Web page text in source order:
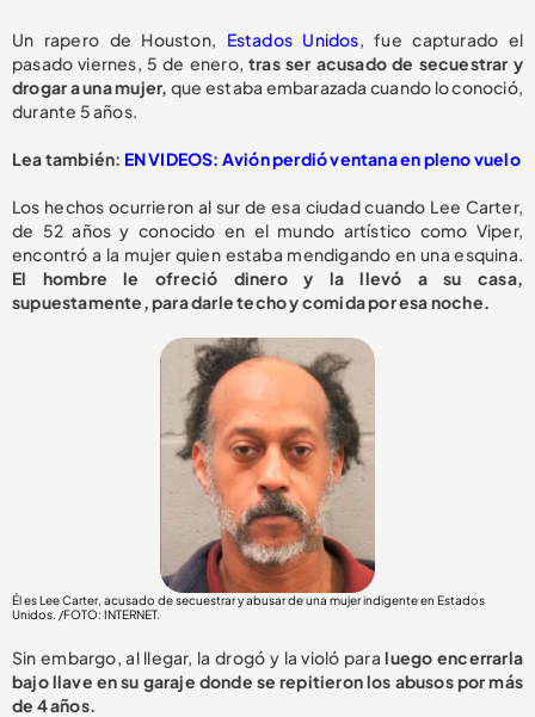
Un rapero de Houston, Estados Unidos, fue capturado el
pasado viernes, 5 de enero,tras ser acusado de secuestrar y
drogar a una mujer, que estaba embarazada cuando lo conoció,
durante 5 años.
Lea también: EN VIDEOS: Avión perdió ventana en pleno vuelo
Los hechos ocurrieron al sur de esa ciudad cuando Lee Carter,
de 52 años y conocido en el mundo artístico como Viper,
encontró a la mujer quien estaba mendigando en una esquina.
El hombre le ofreció dinero y la llevó a su casa,
supuestamente, para darle techo y comida por esa noche.
Él es Lee Carter, acusado de secuestrar y abusar de una mujer indigente en Estados
Unidos. /FOTO: INTERNET.
Sin embargo, al llegar, la drogó y la violó paraluego encerrarla
bajo llave en su garaje donde se repitieron los abusos por más
de 4 años.